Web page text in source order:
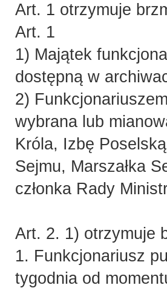
Art. 1 otrzymuje
Art. 1
1) Majątek
dostępną w
2)
wybrana lub
Króla, Izbę
Sejmu, Marszałka
członka Rady
Art. 2. 1) otrzymuje
1. Funkcjonariusz
tygodnia od